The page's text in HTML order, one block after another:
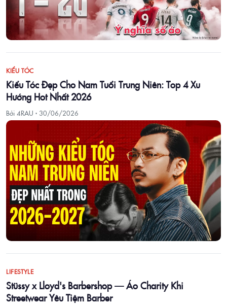
KIỂU TÓC
Kiểu Tóc Đẹp Cho Nam Tuổi Trung Niên: Top 4 Xu
Hướng Hot Nhất 2026
Bởi 4RAU · 30/06/2026
LIFESTYLE
Stüssy x Lloyd's Barbershop — Áo Charity Khi
Streetwear Yêu Tiệm Barber